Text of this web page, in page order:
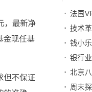
，最新净
金现任基
但不保证
北京